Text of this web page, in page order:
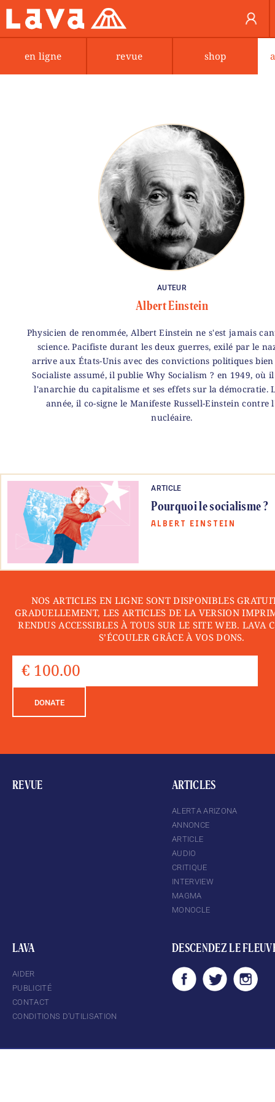
en ligne revue shop
AUTEUR
Albert Einstein
Physicien de renommée, Albert Einstein ne s'est jamais
science. Pacifiste durant les deux guerres, exilé par le
arrive aux États-Unis avec des convictions politiques bien
Socialiste assumé, il publie Why Socialism ? en 1949, où
l'anarchie du capitalisme et ses effets sur la démocratie.
année, il co-signe le Manifeste Russell-Einstein contre
nucléaire.
ARTICLE
Pourquoi le socialisme ?
ALBERT EINSTEIN
NOS ARTICLES EN LIGNE SONT DISPONIBLES
GRADUELLEMENT, LES ARTICLES DE LA VERSION
RENDUS ACCESSIBLES À TOUS SUR LE SITE WEB. LAVA
S’ÉCOULER GRÂCE À VOS DONS.
DONATE
REVUE ARTICLES
ALERTA ARIZONA
ANNONCE
ARTICLE
AUDIO
CRITIQUE
INTERVIEW
MAGMA
MONOCLE
LAVA
AIDER
PUBLICITÉ
CONTACT
CONDITIONS D’UTILISATION
DESCENDEZ LE